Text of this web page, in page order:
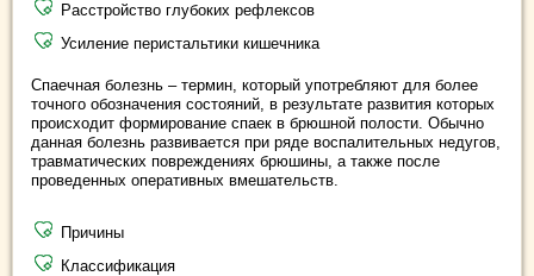
Расстройство глубоких рефлексов
Усиление перистальтики кишечника
Спаечная болезнь – термин, который употребляют для более
точного обозначения состояний, в результате развития которых
происходит формирование спаек в брюшной полости. Обычно
данная болезнь развивается при ряде воспалительных недугов,
травматических повреждениях брюшины, а также после
проведенных оперативных вмешательств.
Причины
Классификация